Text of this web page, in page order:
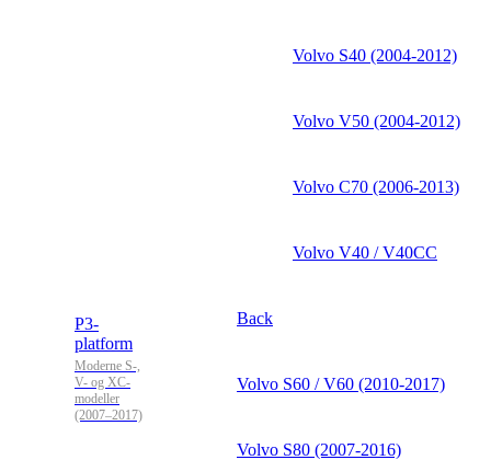
Volvo S40 (2004-2012)
Volvo V50 (2004-2012)
Volvo C70 (2006-2013)
Volvo V40 / V40CC
P3-
platform
Moderne S-,
V- og XC-
modeller
(2007–2017)
Back
Volvo S60 / V60 (2010-2017)
Volvo S80 (2007-2016)